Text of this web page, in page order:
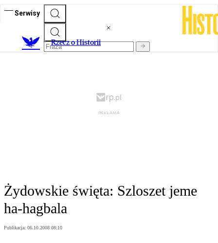
Serwisy
Rzecz o Historii
Żydowskie święta: Szloszet jeme
ha-hagbala
Publikacja: 06.10.2008 08:10